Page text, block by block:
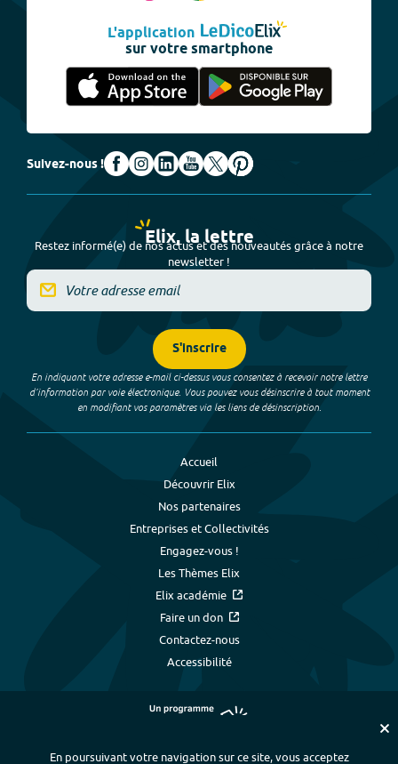
L'application
sur votre smartphone
Suivez-nous !
Elix, la lettre
Restez informé(e) de nos actus et des nouveautés grâce à notre
newsletter !
S'inscrire
En indiquant votre adresse e-mail ci-dessus vous consentez à recevoir notre lettre
d’information par voie électronique. Vous pouvez vous désinscrire à tout moment
en modifiant vos paramètres via les liens de désinscription.
Accueil
Découvrir Elix
Nos partenaires
Entreprises et Collectivités
Engagez-vous !
Les Thèmes Elix
Elix académie
Faire un don
Contactez-nous
Accessibilité
En poursuivant votre navigation sur ce site, vous acceptez